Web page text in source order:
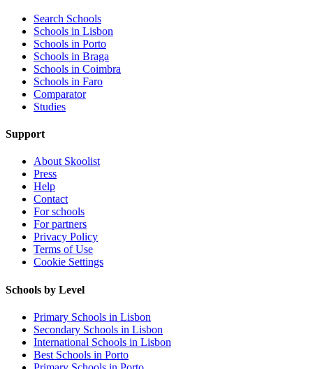
Search Schools
Schools in Lisbon
Schools in Porto
Schools in Braga
Schools in Coimbra
Schools in Faro
Comparator
Studies
Support
About Skoolist
Press
Help
Contact
For schools
For partners
Privacy Policy
Terms of Use
Cookie Settings
Schools by Level
Primary Schools in Lisbon
Secondary Schools in Lisbon
International Schools in Lisbon
Best Schools in Porto